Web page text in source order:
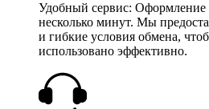
Удобный сервис: Оформление
несколько минут. Мы
и гибкие условия обмена,
использовано эффективно.